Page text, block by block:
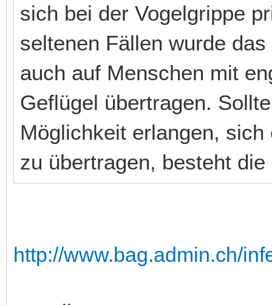
sich bei der Vogelgrippe
seltenen Fällen wurde
auch auf Menschen mit
Geflügel übertragen.
Möglichkeit erlangen,
zu übertragen, besteht
http://www.bag.admin.ch/